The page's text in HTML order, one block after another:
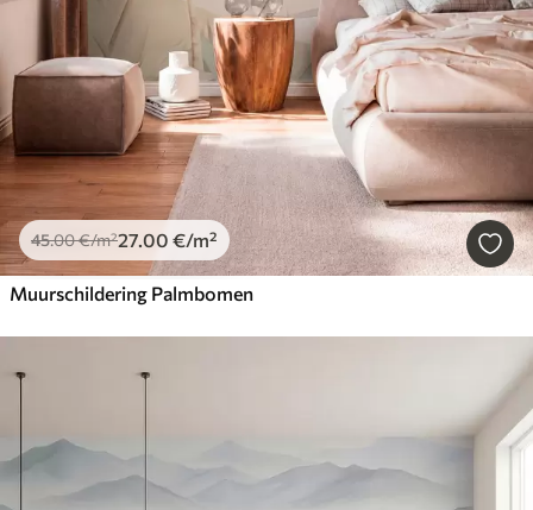
45.00€/m²27.00 €/m²
Muurschildering Palmbomen